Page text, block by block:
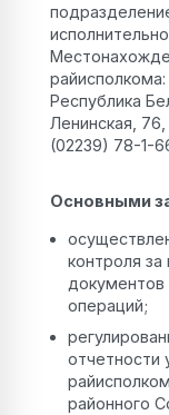
райисполкома:
Республика
Ленинская,
(02239) 78-1-
Основными
контроля
операций;
отчетности
районного